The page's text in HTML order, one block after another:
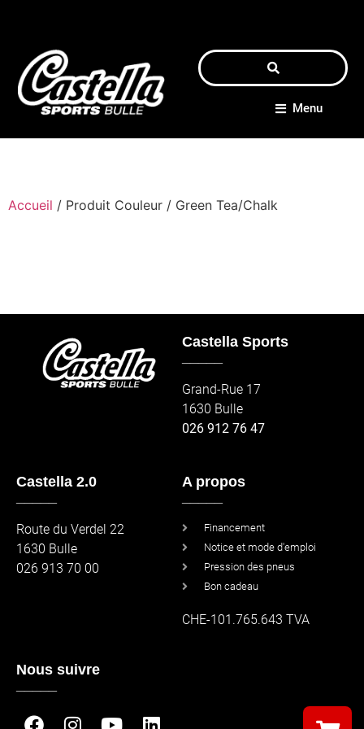
Menu
Accueil / Produit Couleur / Green Tea/Chalk
Castella Sports
Grand-Rue 17
1630 Bulle
026 912 76 47
Castella 2.0
Route du Verdel 22
1630 Bulle
026 913 70 00
A propos
Financement
Notice et mode d'emploi
Pression des pneus
Bon cadeau
CHE-101.765.643 TVA
Nous suivre